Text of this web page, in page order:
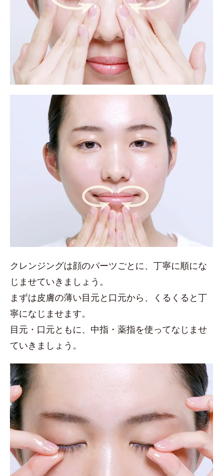
クレンジングは顔のパーツごとに、丁寧に順にな
じませていきましょう。
まずは皮膚の薄い目元と口元から、くるくると丁
寧になじませます。
目元・口元ともに、中指・薬指を使ってなじませ
ていきましょう。